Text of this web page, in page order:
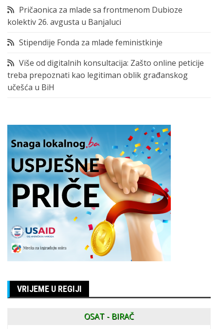
Pričaonica za mlade sa frontmenom Dubioze
kolektiv 26. avgusta u Banjaluci
Stipendije Fonda za mlade feministkinje
Više od digitalnih konsultacija: Zašto online peticije
treba prepoznati kao legitiman oblik građanskog
učešća u BiH
VRIJEME U REGIJI
OSAT - BIRAČ